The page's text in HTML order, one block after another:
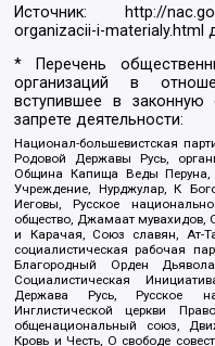
Источник:
http://
organizacii-i-materialy.html
* Перечень
организаций в
вступившее в
запрете деятельности:
Национал-большевистская
Родовой Державы Русь,
Община Капища Веды Перуна,
Учреждение, Нурджулар, К
Иеговы, Русское
общество, Джамаат мувахидов,
и Карачая, Союз славян, Ат-
социалистическая рабочая
Благородный Орден
Социалистическая
Держава Русь, Русское
Инглистической церкви
общенациональный союз,
Кровь и Честь, О свободе